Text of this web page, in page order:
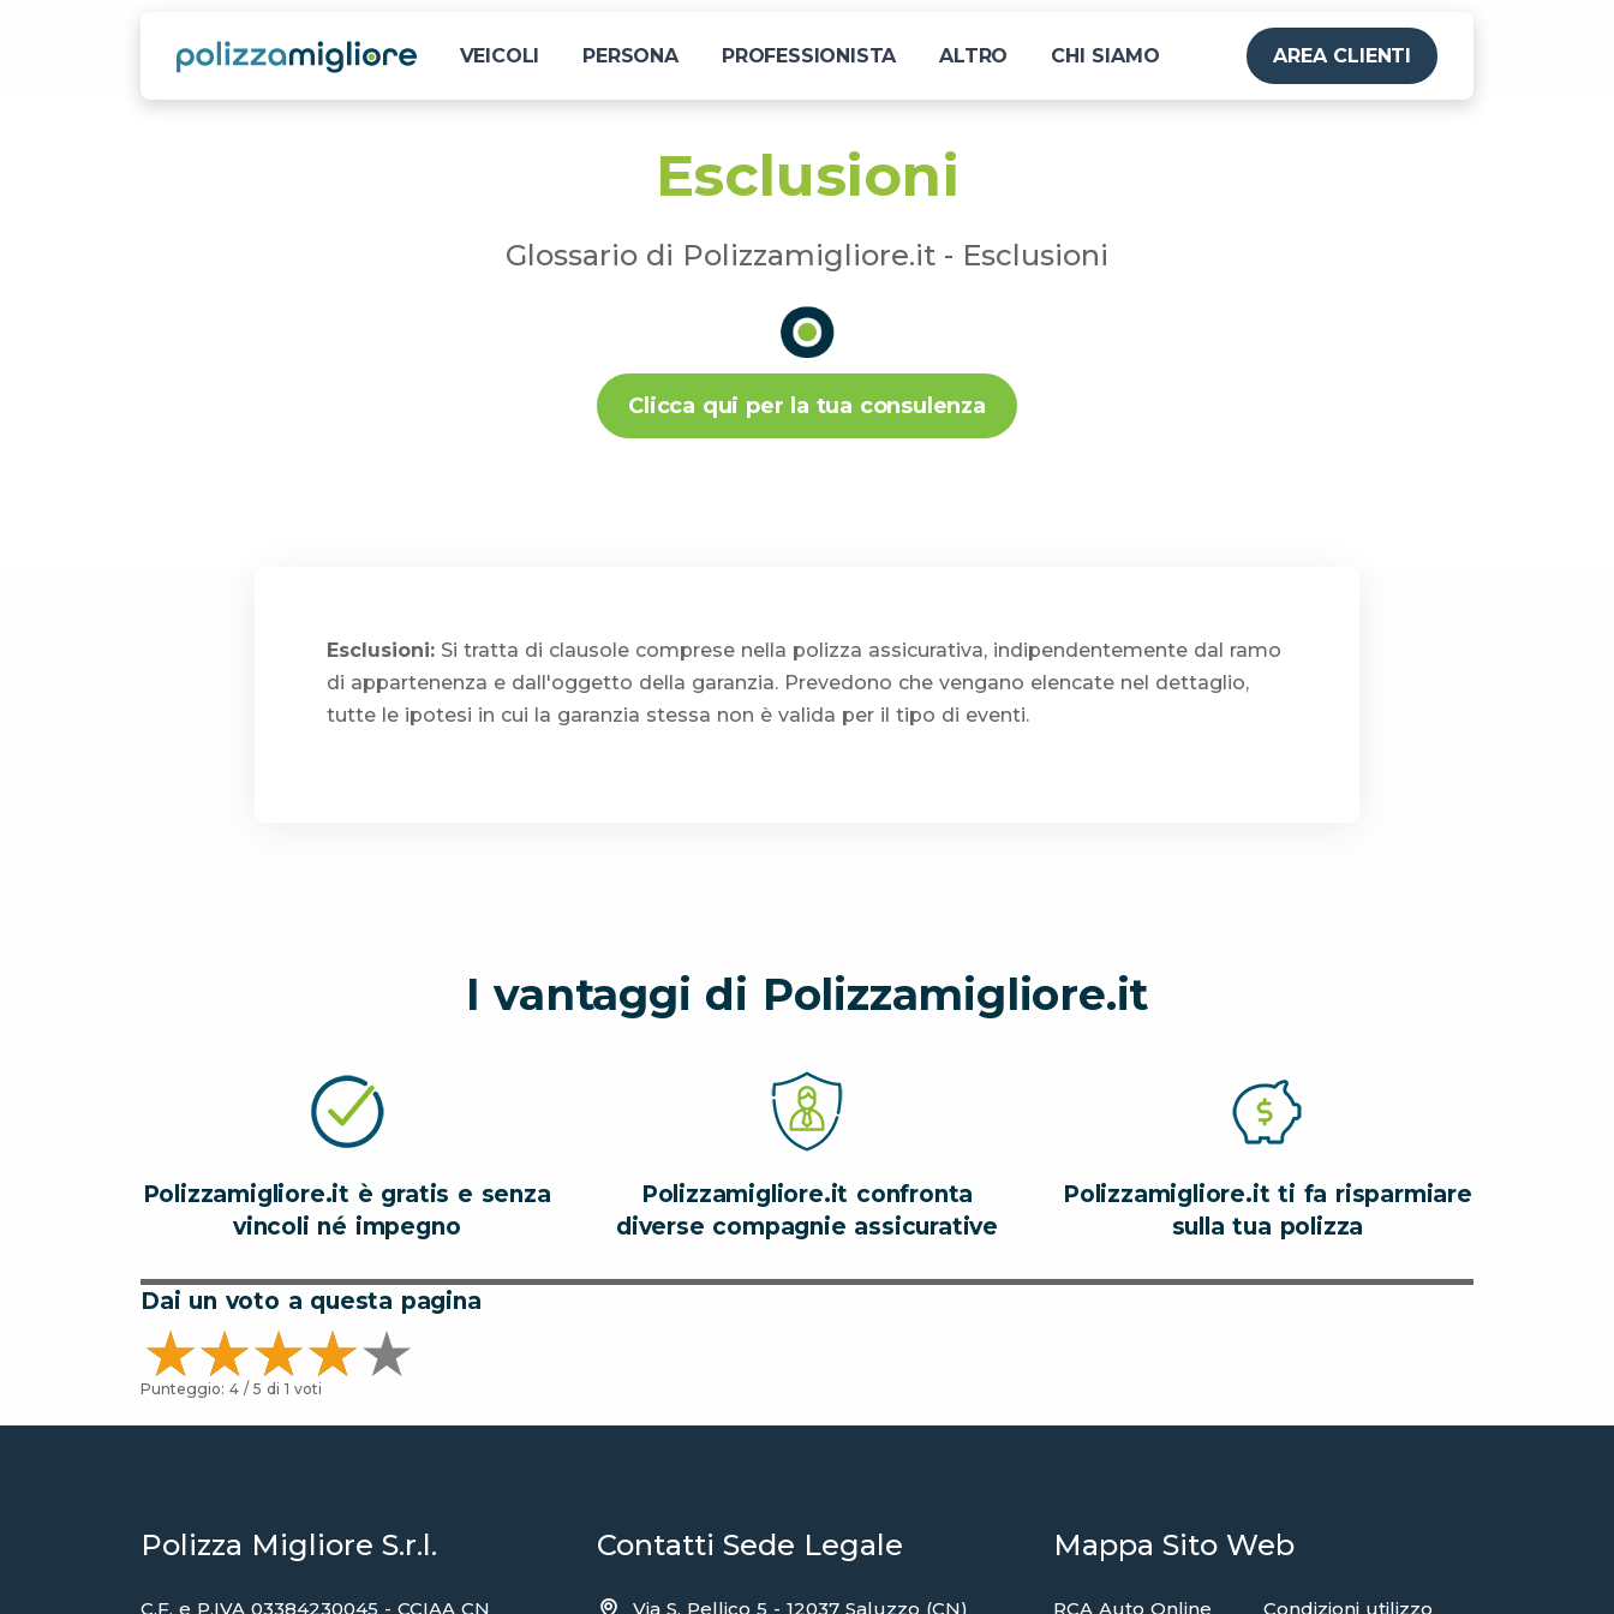
VEICOLI PERSONA PROFESSIONISTA ALTRO CHI SIAMO AREA CLIENTI
Esclusioni
Glossario di Polizzamigliore.it - Esclusioni
Clicca qui per la tua consulenza
Esclusioni: Si tratta di clausole comprese nella polizza assicurativa, indipendentemente dal ramo
di appartenenza e dall'oggetto della garanzia. Prevedono che vengano elencate nel dettaglio,
tutte le ipotesi in cui la garanzia stessa non è valida per il tipo di eventi.
I vantaggi di Polizzamigliore.it
Polizzamigliore.it è gratis e senza
vincoli né impegno
Polizzamigliore.it confronta
diverse compagnie assicurative
Polizzamigliore.it ti fa risparmiare
sulla tua polizza
Dai un voto a questa pagina
Punteggio: 4 / 5 di 1 voti
Polizza Migliore S.r.l.
C.F. e P.IVA 03384230045 - CCIAA CN
Contatti Sede Legale
Via S. Pellico 5 - 12037 Saluzzo (CN)
Mappa Sito Web
RCA Auto Online Condizioni utilizzo